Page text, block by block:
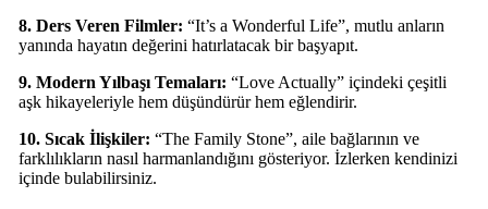
8. Ders Veren Filmler: “It’s a Wonderful Life”, mutlu anların
yanında hayatın değerini hatırlatacak bir başyapıt.
9. Modern Yılbaşı Temaları: “Love Actually” içindeki çeşitli
aşk hikayeleriyle hem düşündürür hem eğlendirir.
10. Sıcak İlişkiler: “The Family Stone”, aile bağlarının ve
farklılıkların nasıl harmanlandığını gösteriyor. İzlerken kendinizi
içinde bulabilirsiniz.